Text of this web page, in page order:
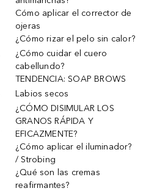
Cómo aplicar el corrector de
ojeras
¿Cómo rizar el pelo sin calor?
¿Cómo cuidar el cuero
cabellundo?
TENDENCIA: SOAP BROWS
Labios secos
¿CÓMO DISIMULAR LOS
GRANOS RÁPIDA Y
EFICAZMENTE?
¿Cómo aplicar el iluminador?
/ Strobing
¿Qué son las cremas
reafirmantes?